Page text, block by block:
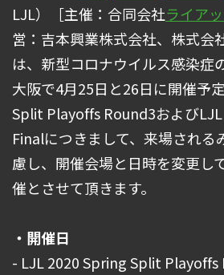
LJL）［主催：合同会社ライア
営：吉本興業株式会社、株式会
は、新型コロナウイルス感染症
大阪で4月25日と26日に開催予
Split Playoffs Round3および
Finalにつきまして、来場される
慮し、開催会場と日時を変更し
催とさせて頂きます。
・開催日
- LJL 2020 Spring Split Playoffs